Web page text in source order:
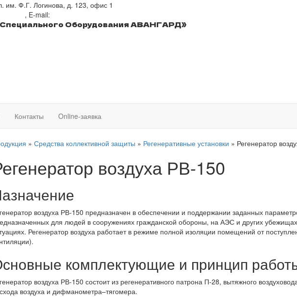
им. Ф.Г. Логинова, д. 123, офис 1
, E-mail:
Оборудования АВАНГАРД»
Контакты Online-заявка
» Средства коллективной защиты » Регенеративные установки » Регенератор
воздуха РВ-150
воздуха РВ-150 предназначен в обеспечении и поддержании заданных
для людей в сооружениях гражданской обороны, на АЭС и других
Регенератор воздуха работает в режиме полной изоляции помещений от
комплектующие и принцип
воздуха РВ-150 состоит из регенеративного патрона П-28, вытяжного
воздуха и дифманометра–тягомера.